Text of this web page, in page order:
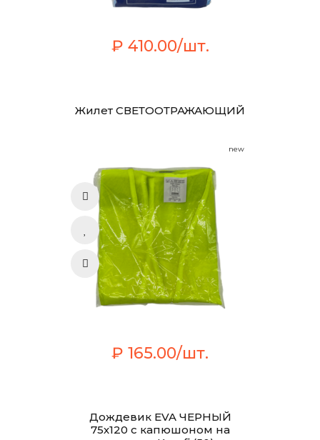
₽ 410.00/шт.
Жилет СВЕТООТРАЖАЮЩИЙ
new
₽ 165.00/шт.
Дождевик EVA ЧЕРНЫЙ
75х120 с капюшоном на